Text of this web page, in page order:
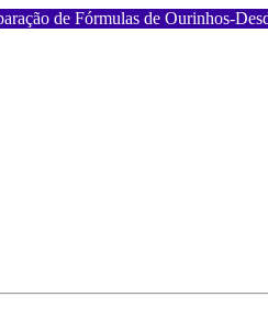
de Fórmulas de Ourinhos-